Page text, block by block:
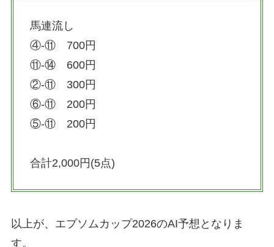
馬連流し
④-⑪ 700円
⑪-⑭ 600円
②-⑪ 300円
⑥-⑪ 200円
⑤-⑪ 200円
合計2,000円(5点)
以上が、エプソムカップ2026のAI予想となりま
す。